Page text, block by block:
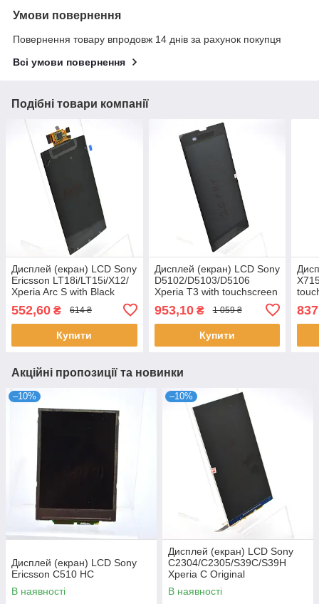
Умови повернення
Повернення товару впродовж 14 днів за рахунок покупця
Всі умови повернення
Подібні товари компанії
Дисплей (екран) LCD Sony
Ericsson LT18i/LT15i/X12/
Xperia Arc S with Black
552,60 ₴ 614 ₴
Купити
Дисплей (екран) LCD Sony
D5102/D5103/D5106
Xperia T3 with touchscreen
953,10₴ 1 059 ₴
Купити
Акційні пропозиції та новинки
–10%
Дисплей (екран) LCD Sony
Ericsson C510 HC
В наявності
–10%
Дисплей (екран) LCD Sony
C2304/C2305/S39C/S39H
Xperia C Original
В наявності